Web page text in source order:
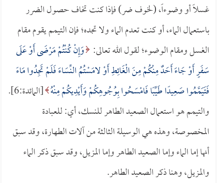
غسلاً أو وضوءاً، (لخوف ضر) فإذا كنت تخاف حصول الضرر
باستعمال الماء، أو كنت تعدم الماء ولا تجده؛ فإن التيمم يقوم مقام
الغسل ومقام الوضوء؛ لقول الله تعالى: وَإِنْ كُنْتُمْ مَرْضَى أَوْ عَلَى
سَفَرٍ أَوْ جَاءَ أَحَدٌ مِنْكُمْ مِنَ الْغَائِطِ أَوْ لامَسْتُمُ النِّسَاءَ فَلَمْ تَجِدُوا مَاءً
فَتَيَمَّمُوا صَعِيدًا طَيِّبًا فَامْسَحُوا بِوُجُوهِكُمْ وَأَيْدِيكُمْ مِنْهُ [المائدة:6].
والتيمم هو استعمال الصعيد الطاهر للنسك، أي: للعبادة
المخصوصة، وهذه هي الوسيلة الثالثة من آلات الطهارة، وقد سبق
أنها إما الماء وإما الصعيد الطاهر وإما المزيل، وقد سبق ذكر الماء
والمزيل، وهنا ذكر الصعيد الطاهر.